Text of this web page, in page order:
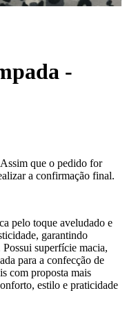
-
que o pedido for
a confirmação final.
pelo toque aveludado e
garantindo
superfície macia,
para a confecção de
com proposta mais
estilo e praticidade